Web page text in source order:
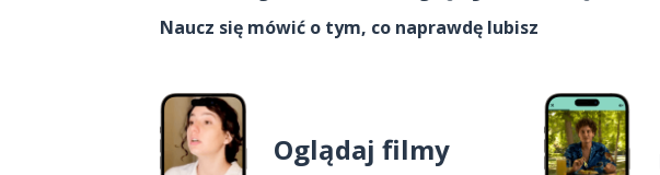
Naucz się mówić o tym, co naprawdę lubisz
Oglądaj filmy